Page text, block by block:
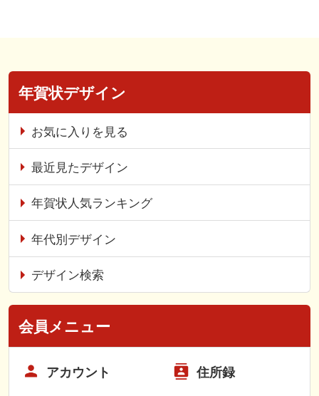
年賀状デザイン
お気に入りを見る
最近見たデザイン
年賀状人気ランキング
年代別デザイン
デザイン検索
会員メニュー
アカウント 住所録